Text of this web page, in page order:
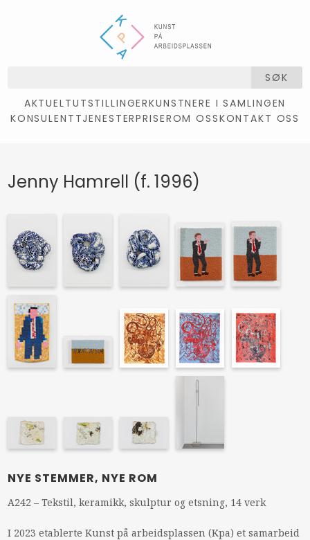
SØK
AKTUELTUTSTILLINGERKUNSTNERE I SAMLINGEN
KONSULENTTJENESTERPRISEROM OSSKONTAKT OSS
Jenny Hamrell (f. 1996)
NYE STEMMER, NYE ROM
A242 – Tekstil, keramikk, skulptur og etsning, 14 verk
I 2023 etablerte Kunst på arbeidsplassen (Kpa) et samarbeid